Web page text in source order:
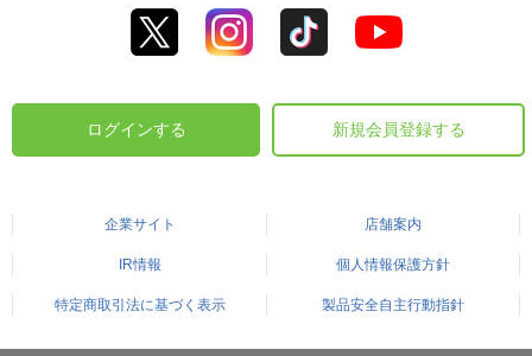
ログインする 新規会員登録する
企業サイト 店舗案内
IR情報 個人情報保護方針
特定商取引法に基づく表示 製品安全自主行動指針